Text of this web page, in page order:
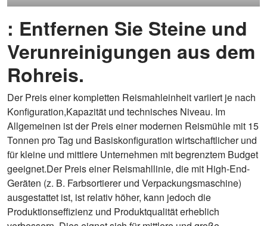
: Entfernen Sie Steine ​​und
Verunreinigungen aus dem
Rohreis.
Der Preis einer kompletten Reismahleinheit variiert je nach
Konfiguration,Kapazität und technisches Niveau. Im
Allgemeinen ist der Preis einer modernen Reismühle mit 15
Tonnen pro Tag und Basiskonfiguration wirtschaftlicher und
für kleine und mittlere Unternehmen mit begrenztem Budget
geeignet.Der Preis einer Reismahllinie, die mit High-End-
Geräten (z. B. Farbsortierer und Verpackungsmaschine)
ausgestattet ist, ist relativ höher, kann jedoch die
Produktionseffizienz und Produktqualität erheblich